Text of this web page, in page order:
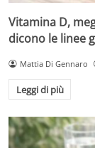
Vitamina D,
dicono le linee
Mattia Di Gennaro
Leggi di più